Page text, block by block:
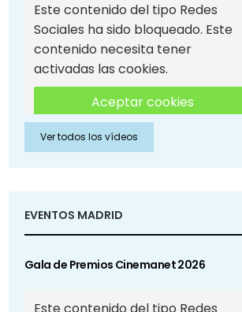
Este contenido del tipo Redes
Sociales ha sido bloqueado. Este
contenido necesita tener
activadas las cookies.
Aceptar cookies
Aceptar cookies de Redes
Sociales
Ver todos los vídeos
EVENTOS MADRID
Gala de Premios Cinemanet 2026